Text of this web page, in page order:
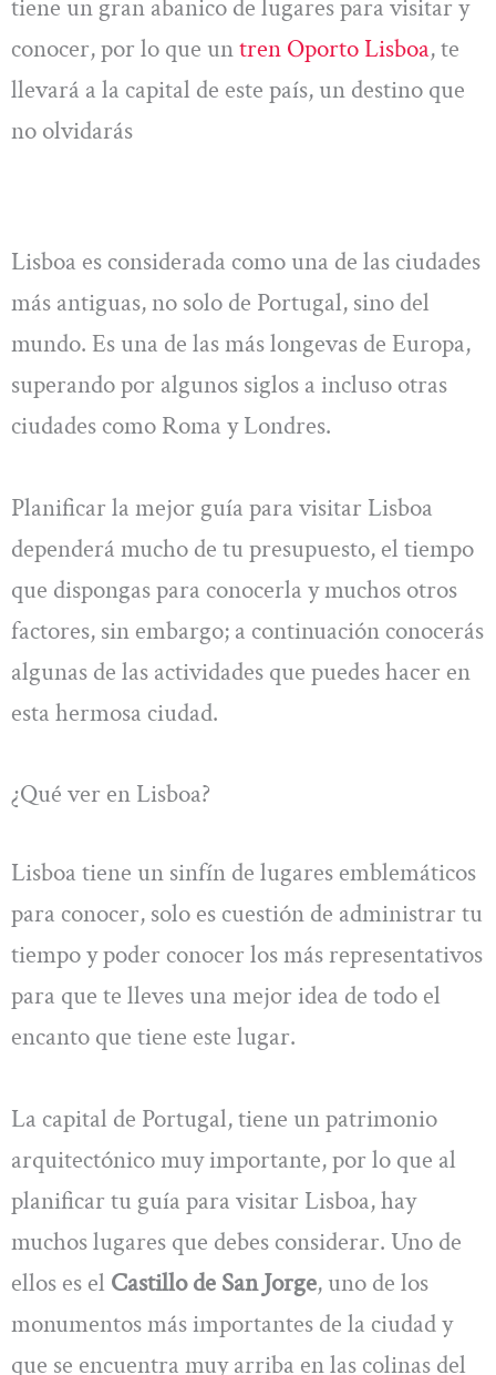
tiene un gran abanico de lugares para visitar y
conocer, por lo que untren Oporto Lisboa, te
llevará a la capital de este país, un destino que
no olvidarás
Lisboa es considerada como una de las ciudades
más antiguas, no solo de Portugal, sino del
mundo. Es una de las más longevas de Europa,
superando por algunos siglos a incluso otras
ciudades como Roma y Londres.
Planificar la mejor guía para visitar Lisboa
dependerá mucho de tu presupuesto, el tiempo
que dispongas para conocerla y muchos otros
factores, sin embargo; a continuación conocerás
algunas de las actividades que puedes hacer en
esta hermosa ciudad.
¿Qué ver en Lisboa?
Lisboa tiene un sinfín de lugares emblemáticos
para conocer, solo es cuestión de administrar tu
tiempo y poder conocer los más representativos
para que te lleves una mejor idea de todo el
encanto que tiene este lugar.
La capital de Portugal, tiene un patrimonio
arquitectónico muy importante, por lo que al
planificar tu guía para visitar Lisboa, hay
muchos lugares que debes considerar. Uno de
ellos es el Castillo de San Jorge, uno de los
monumentos más importantes de la ciudad y
que se encuentra muy arriba en las colinas del